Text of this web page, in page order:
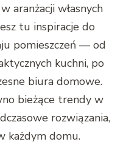
aranżacji własnych
tu inspiracje do
pomieszczeń — od
kuchni, po
biura domowe.
bieżące trendy w
rozwiązania,
każdym domu.